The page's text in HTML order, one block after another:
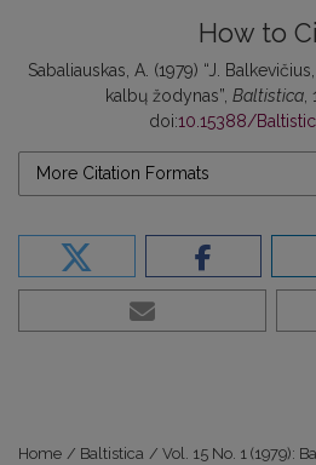
How to
Sabaliauskas, A. (1979) “J.
kalbų žodynas”, Baltistica,
doi:10.15388/
More Citation Formats
Home / Baltistica / Vol. 15 No. 1 (1979):